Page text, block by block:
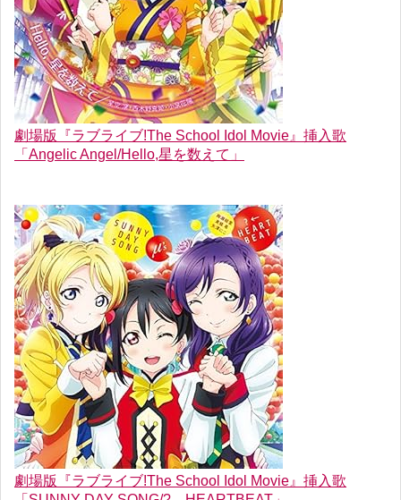
劇場版『ラブライブ!The School Idol Movie』挿入歌
「Angelic Angel/Hello,星を数えて」
劇場版『ラブライブ!The School Idol Movie』挿入歌